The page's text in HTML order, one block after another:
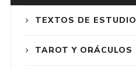
TEXTOS DE ESTUDIO
TAROT Y ORÁCULOS